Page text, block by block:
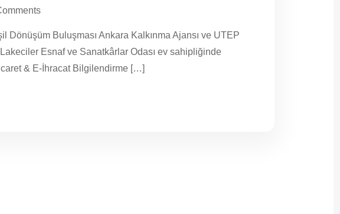
Dönüşüm Buluşması Ankara Kalkınma Ajansı ve UTEP
Esnaf ve Sanatkârlar Odası ev sahipliğinde
& E-İhracat Bilgilendirme […]